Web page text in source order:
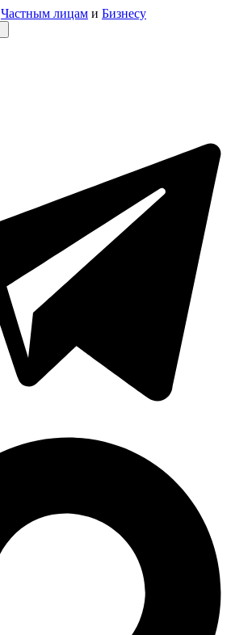
Частным лицам и Бизнесу